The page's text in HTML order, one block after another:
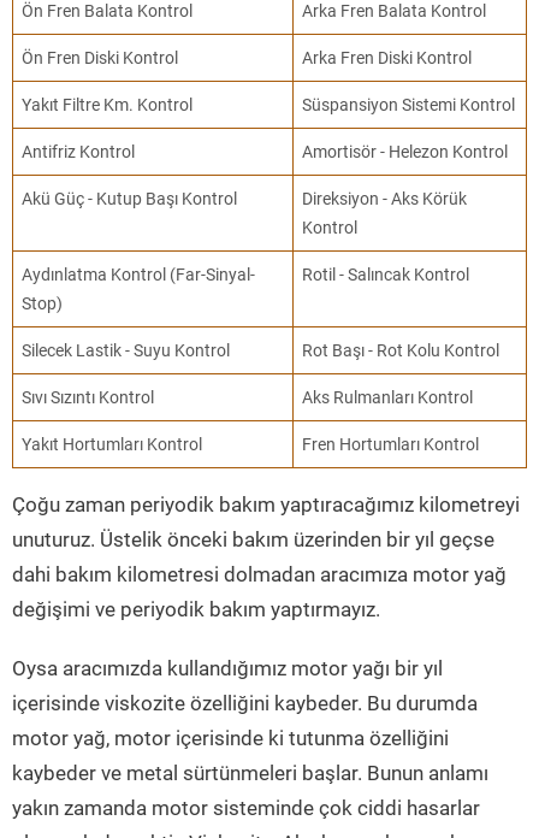
Ön Fren Balata Kontrol Arka Fren Balata Kontrol
Ön Fren Diski Kontrol Arka Fren Diski Kontrol
Yakıt Filtre Km. Kontrol Süspansiyon Sistemi Kontrol
Antifriz Kontrol Amortisör - Helezon Kontrol
Akü Güç - Kutup Başı Kontrol
Direksiyon - Aks Körük
Kontrol
Aydınlatma Kontrol (Far-Sinyal-
Stop)
Rotil - Salıncak Kontrol
Silecek Lastik - Suyu Kontrol Rot Başı - Rot Kolu Kontrol
Sıvı Sızıntı Kontrol Aks Rulmanları Kontrol
Yakıt Hortumları Kontrol Fren Hortumları Kontrol
Çoğu zaman periyodik bakım yaptıracağımız kilometreyi
unuturuz. Üstelik önceki bakım üzerinden bir yıl geçse
dahi bakım kilometresi dolmadan aracımıza motor yağ
değişimi ve periyodik bakım yaptırmayız.
Oysa aracımızda kullandığımız motor yağı bir yıl
içerisinde viskozite özelliğini kaybeder. Bu durumda
motor yağ, motor içerisinde ki tutunma özelliğini
kaybeder ve metal sürtünmeleri başlar. Bunun anlamı
yakın zamanda motor sisteminde çok ciddi hasarlar